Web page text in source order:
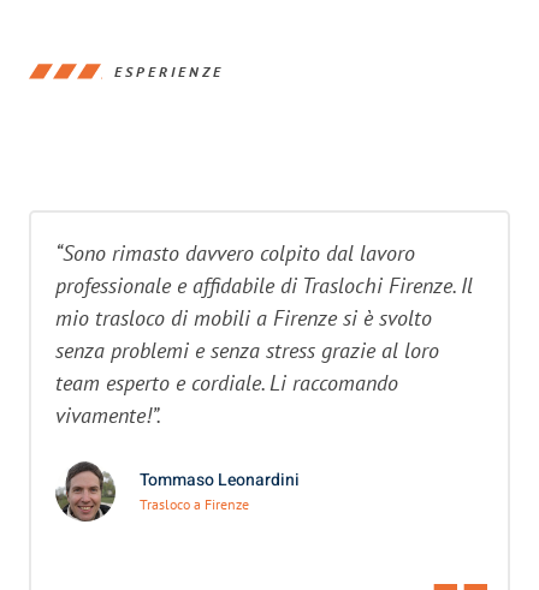
ESPERIENZE
“Sono rimasto davvero colpito dal lavoro
professionale e affidabile di Traslochi Firenze. Il
mio trasloco di mobili a Firenze si è svolto
senza problemi e senza stress grazie al loro
team esperto e cordiale. Li raccomando
vivamente!”.
Tommaso Leonardini
Trasloco a Firenze